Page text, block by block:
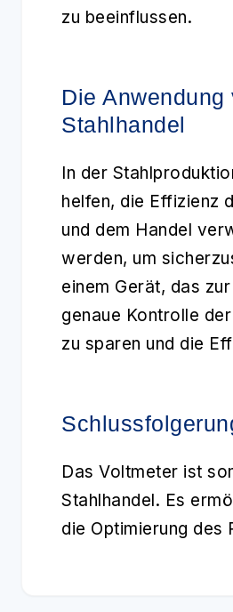
zu beeinflussen.
Die
Stahlhandel
In der
helfen, die Effizienz
und dem Handel
werden, um
einem Gerät, das
genaue Kontrolle
zu sparen und die
Das Voltmeter ist
Stahlhandel. Es
die Optimierung